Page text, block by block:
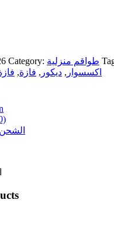
Category: طواقم منزلية
اكسسوار , ديكور , فازة,